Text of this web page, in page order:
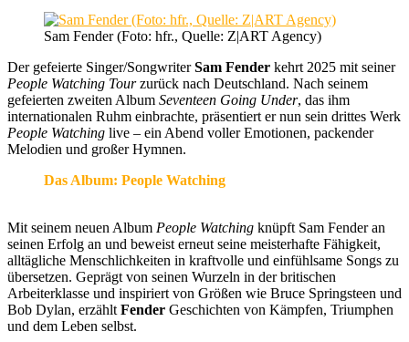
Sam Fender (Foto: hfr., Quelle: Z|ART Agency)
Der gefeierte Singer/SongwriterSam Fender kehrt 2025 mit seiner
People Watching Tourzurück nach Deutschland. Nach seinem
gefeierten zweiten Album Seventeen Going Under, das ihm
internationalen Ruhm einbrachte, präsentiert er nun sein drittes Werk
People Watching live – ein Abend voller Emotionen, packender
Melodien und großer Hymnen.
Das Album: People Watching
Mit seinem neuen Album People Watching knüpft Sam Fender an
seinen Erfolg an und beweist erneut seine meisterhafte Fähigkeit,
alltägliche Menschlichkeiten in kraftvolle und einfühlsame Songs zu
übersetzen. Geprägt von seinen Wurzeln in der britischen
Arbeiterklasse und inspiriert von Größen wie Bruce Springsteen und
Bob Dylan, erzählt Fender Geschichten von Kämpfen, Triumphen
und dem Leben selbst.